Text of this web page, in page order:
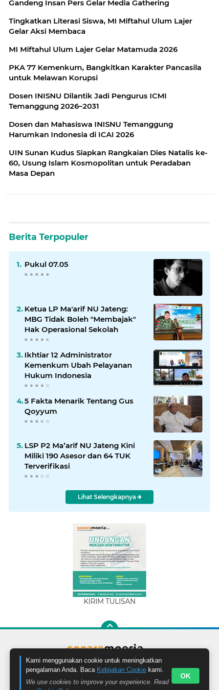
Gandeng Insan Pers Gelar Media Gathering
Tingkatkan Literasi Siswa, MI Miftahul Ulum Lajer
Gelar Aksi Membaca
MI Miftahul Ulum Lajer Gelar Matamuda 2026
PKA 77 Kemenkum, Bangkitkan Karakter Pancasila
untuk Melawan Korupsi
Dosen INISNU Dilantik Jadi Pengurus ICMI
Temanggung 2026–2031
Dosen dan Mahasiswa INISNU Temanggung
Harumkan Indonesia di ICAI 2026
UIN Sunan Kudus Siapkan Rangkaian Dies Natalis ke-
60, Usung Islam Kosmopolitan untuk Peradaban
Masa Depan
Berita Terpopuler
Pukul 07.05
Ketua LP Ma'arif NU Jateng:
MBG Tidak Boleh "Membajak"
Hak Operasional Sekolah
Ikhtiar 12 Administrator
Kemenkum Ubah Pelayanan
Hukum Indonesia
5 Fakta Menarik Tentang Gus
Qoyyum
LSP P2 Ma’arif NU Jateng Kini
Miliki 190 Asesor dan 64 TUK
Terverifikasi
Lihat Selengkapnya
KIRIM TULISAN
FacebookInstagram
Pinterest
TwitterYouTube
Kami menggunakan cookie untuk meningkatkan
pengalaman Anda. Baca Kebijakan Cookie kami.
We use cookies to improve your experience. Read
OK